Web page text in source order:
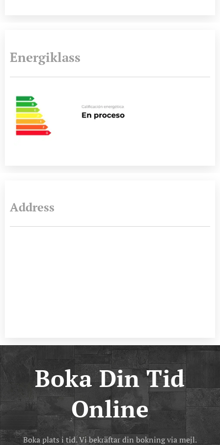
Energiklass
Address
Boka Din Tid
Online
Boka plats i tid. Vi bekräftar din bokning via mejl.